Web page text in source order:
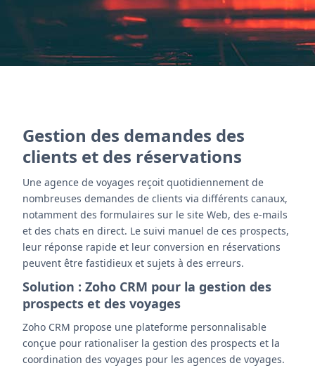
Gestion des demandes des
clients et des réservations
Une agence de voyages reçoit quotidiennement de
nombreuses demandes de clients via différents canaux,
notamment des formulaires sur le site Web, des e-mails
et des chats en direct. Le suivi manuel de ces prospects,
leur réponse rapide et leur conversion en réservations
peuvent être fastidieux et sujets à des erreurs.
Solution : Zoho CRM pour la gestion des
prospects et des voyages
Zoho CRM propose une plateforme personnalisable
conçue pour rationaliser la gestion des prospects et la
coordination des voyages pour les agences de voyages.